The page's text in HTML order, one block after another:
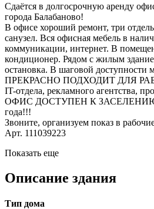
Сдаётся в долгосрочную аренду
города Балабаново!
В офисе хороший ремонт, три
санузел. Вся офисная мебель в
коммуникации, интернет. В
кондиционер. Рядом с жилым
остановка. В шаговой доступности
ПРЕКРАСНО ПОДХОДИТ ДЛЯ
IT-отдела, рекламного агентства,
ОФИС ДОСТУПЕН К ЗАСЕЛЕНИЮ С
года!!!
Звоните, организуем показ в
Арт. 111039223
Показать еще
Описание здания
Тип дома